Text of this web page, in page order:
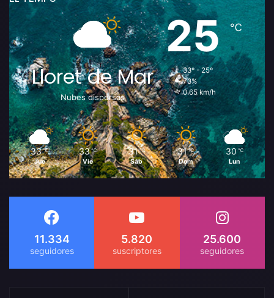
Lloret de Mar
Nubes dispersas
25℃
33º - 25º
73%
0.65 km/h
33 ℃
Jue
33 ℃
Vie
31 ℃
Sáb
31 ℃
Dom
30 ℃
Lun
11.334 5.820 25.600